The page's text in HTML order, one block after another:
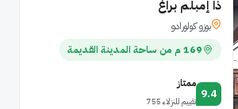
ذا إمبلم براغ
بوزو كولورادو
169 م من ساحة المدينة القديمة
9.4
ممتاز
تقييم للنزلاء 755